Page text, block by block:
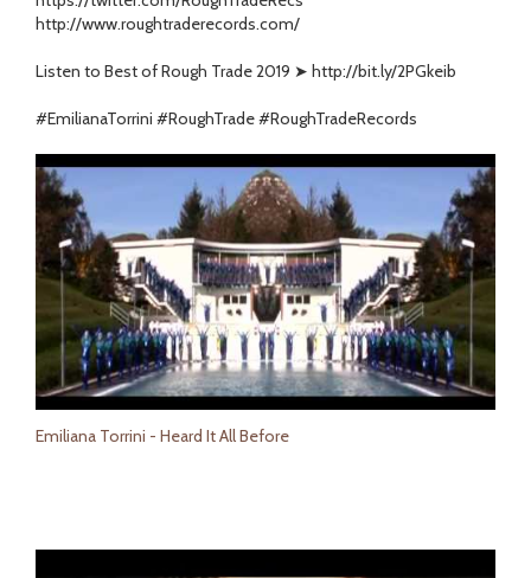
http://www.roughtraderecords.com/
Listen to Best of Rough Trade 2019 ➤ http://bit.ly/2PGkeib
#EmilianaTorrini #RoughTrade #RoughTradeRecords
Emiliana Torrini - Heard It All Before